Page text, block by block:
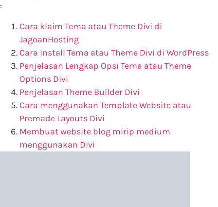
:
Cara klaim Tema atau Theme Divi di
JagoanHosting
Cara Install Tema atau Theme Divi di WordPress
Penjelasan Lengkap Opsi Tema atau Theme
Options Divi
Penjelasan Theme Builder Divi
Cara menggunakan Template Website atau
Premade Layouts Divi
Membuat website blog mirip medium
menggunakan Divi